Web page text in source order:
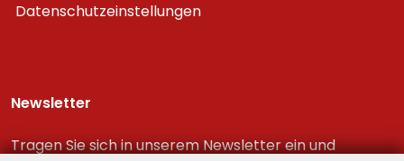
Datenschutzeinstellungen
Newsletter
Tragen Sie sich in unserem Newsletter ein und